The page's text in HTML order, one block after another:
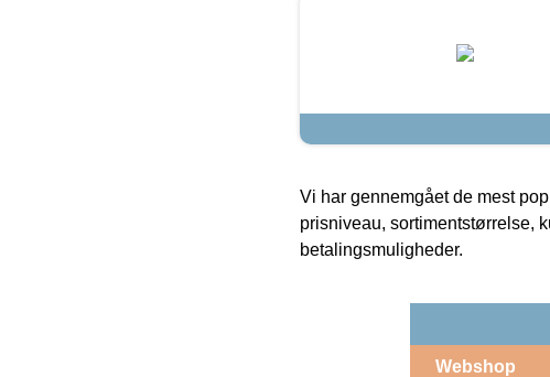
Vi har gennemgået de mest
prisniveau, sortimentstørrelse,
betalingsmuligheder.
Webshop